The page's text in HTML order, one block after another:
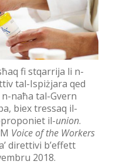
fi stqarrija li n-
tal-Ispiżjara qed
naħa tal-Gvern
biex tressaq il-
il-union.
Voice of the Workers
direttivi b’effett
2018.